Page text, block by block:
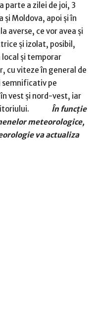
parte a zilei de joi, 3
și Moldova, apoi și în
averse, ce vor avea și
și izolat, posibil,
și temporar
cu viteze în general de
pe
vest și nord-vest, iar
În funcţie
meteorologice,
va actualiza